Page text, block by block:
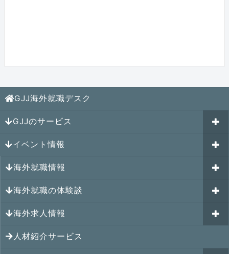
GJJ海外就職デスク
GJJのサービス
海外就職カウンセリング
はじめての海外就職セミナー
キャリアパスポートAI
GJJキャリア伴走プログラム
GJJキャリアコミュニティ
イベント情報
参加受付中のイベント
過去のイベント一覧
海外就職情報
アメリカの就職情報
カナダの就職情報
メキシコの就職情報
海外就職の体験談
海外就職その後の体験談
シンガポール就職の体験談
海外求人情報
シンガポールの求人
人材紹介サービス